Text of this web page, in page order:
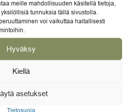
meille mahdollisuuden käsitellä tietoja,
tunnuksia tällä sivustolla.
voi vaikuttaa haitallisesti
Hyväksy
Kiellä
asetukset
Tietosuoja
istuttaa pysyville paikoilleen
hallanvaarojen poistuttua. Jos
länsi/eteläseinusta on paras
hallaharsoa jos kuitenkin
lämpöisempänä.